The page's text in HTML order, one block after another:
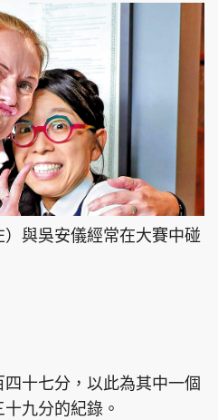
）與吳安儀經常在大賽中碰
十七分，以此為其中一個
九分的紀錄。